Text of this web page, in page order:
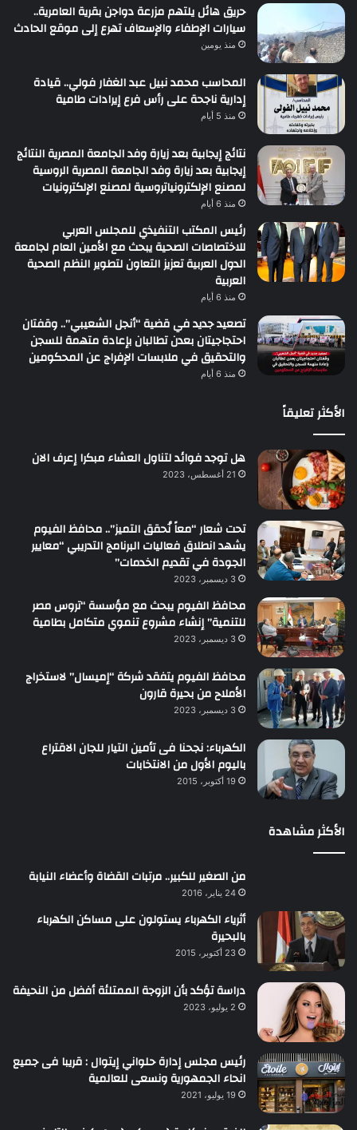
حريق هائل يلتهم مزرعة دواجن بقرية العامرية..
سيارات الإطفاء والإسعاف تهرع إلى موقع الحادث
منذ يومين
المحاسب محمد نبيل عبد الغفار فولي.. قيادة
إدارية ناجحة على رأس فرع إيرادات طامية
منذ 5 أيام
نتائج إيجابية بعد زيارة وفد الجامعة المصرية النتائج
إيجابية بعد زيارة وفد الجامعة المصرية الروسية
لمصنع الإلكترونياتروسية لمصنع الإلكترونيات
منذ 6 أيام
رئيس المكتب التنفيذي للمجلس العربي
للاختصاصات الصحية يبحث مع الأمين العام لجامعة
الدول العربية تعزيز التعاون لتطوير النظم الصحية
العربية
منذ 6 أيام
تصعيد جديد في قضية “أنجل الشعيبي”.. وقفتان
احتجاجيتان بعدن تطالبان بإعادة متهمة للسجن
والتحقيق في ملابسات الإفراج عن المحكومين
منذ 6 أيام
الأكثر تعليقاً
هل توجد فوائد لتناول العشاء مبكرا إعرف الان
21 أغسطس، 2023
تحت شعار “معاً نُحقق التميز”.. محافظ الفيوم
يشهد انطلاق فعاليات البرنامج التدريبي “معايير
الجودة في تقديم الخدمات”
3 ديسمبر، 2023
محافظ الفيوم يبحث مع مؤسسة “تروس مصر
للتنمية” إنشاء مشروع تنموي متكامل بطامية
3 ديسمبر، 2023
محافظ الفيوم يتفقد شركة “إميسال” لاستخراج
الأملاح من بحيرة قارون
3 ديسمبر، 2023
الكهرباء: نجحنا فى تأمين التيار للجان الاقتراع
باليوم الأول من الانتخابات
19 أكتوبر، 2015
الأكثر مشاهدة
من الصغير للكبير.. مرتبات القضاة وأعضاء النيابة
24 يناير، 2016
أثرياء الكهرباء يستولون على مساكن الكهرباء
بالبحيرة
23 أكتوبر، 2015
دراسة تؤكد بأن الزوجة الممتلئة أفضل من النحيفة
2 يوليو، 2023
رئيس مجلس إدارة حلواني إيتوال : قريبا فى جميع
انحاء الجمهورية ونسعى للعالمية
19 يوليو، 2021